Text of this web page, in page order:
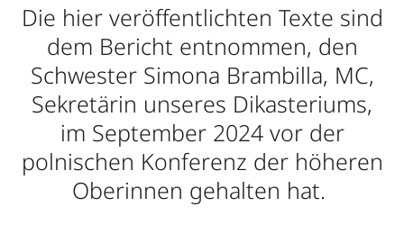
Die hier veröffentlichten Texte sind
dem Bericht entnommen, den
Schwester Simona Brambilla, MC,
Sekretärin unseres Dikasteriums,
im September 2024 vor der
polnischen Konferenz der höheren
Oberinnen gehalten hat.